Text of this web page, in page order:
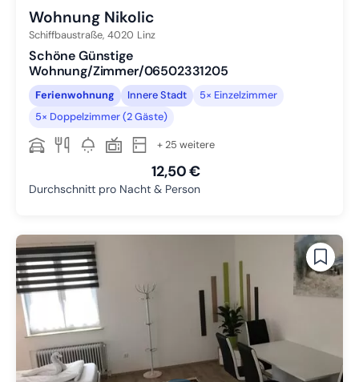
Wohnung Nikolic
Schiffbaustraße, 4020 Linz
Schöne Günstige
Wohnung/Zimmer/06502331205
Ferienwohnung Innere Stadt
5× Einzelzimmer
5× Doppelzimmer (2 Gäste)
+ 25 weitere
12,50 €
Durchschnitt pro Nacht & Person